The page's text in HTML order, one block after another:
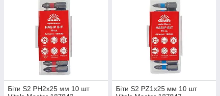
Біти S2 PH2х25 мм 10 шт
Біти S2 PZ1х25 мм 10 шт